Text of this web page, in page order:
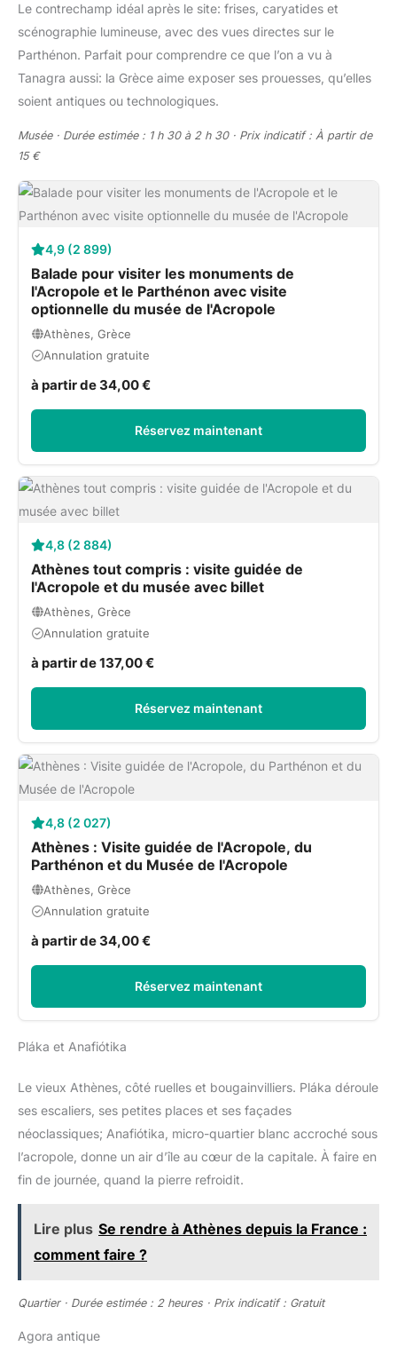
Le contrechamp idéal après le site: frises, caryatides et
scénographie lumineuse, avec des vues directes sur le
Parthénon. Parfait pour comprendre ce que l’on a vu à
Tanagra aussi: la Grèce aime exposer ses prouesses, qu’elles
soient antiques ou technologiques.
Musée · Durée estimée : 1 h 30 à 2 h 30 · Prix indicatif : À partir de
15 €
4,9 (2 899)
Balade pour visiter les monuments de
l'Acropole et le Parthénon avec visite
optionnelle du musée de l'Acropole
Athènes, Grèce
Annulation gratuite
à partir de 34,00 €
Réservez maintenant
4,8 (2 884)
Athènes tout compris : visite guidée de
l'Acropole et du musée avec billet
Athènes, Grèce
Annulation gratuite
à partir de 137,00 €
Réservez maintenant
4,8 (2 027)
Athènes : Visite guidée de l'Acropole, du
Parthénon et du Musée de l'Acropole
Athènes, Grèce
Annulation gratuite
à partir de 34,00 €
Réservez maintenant
Pláka et Anafiótika
Le vieux Athènes, côté ruelles et bougainvilliers. Pláka déroule
ses escaliers, ses petites places et ses façades
néoclassiques; Anafiótika, micro-quartier blanc accroché sous
l’acropole, donne un air d’île au cœur de la capitale. À faire en
fin de journée, quand la pierre refroidit.
Lire plus Se rendre à Athènes depuis la France :
comment faire ?
Quartier · Durée estimée : 2 heures · Prix indicatif : Gratuit
Agora antique